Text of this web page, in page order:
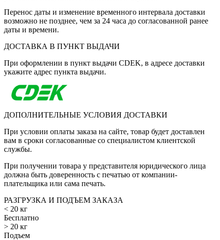
Перенос даты и изменение временного интервала доставки
возможно не позднее, чем за 24 часа до согласованной ранее
даты и времени.
ДОСТАВКА В ПУНКТ ВЫДАЧИ
При оформлении в пункт выдачи CDEK, в адресе доставки
укажите адрес пункта выдачи.
ДОПОЛНИТЕЛЬНЫЕ УСЛОВИЯ ДОСТАВКИ
При условии оплаты заказа на сайте, товар будет доставлен
вам в сроки согласованные со специалистом клиентской
службы.
При получении товара у представителя юридического лица
должна быть доверенность с печатью от компании-
плательщика или сама печать.
РАЗГРУЗКА И ПОДЪЕМ ЗАКАЗА
< 20 кг
Бесплатно
> 20 кг
Подъем